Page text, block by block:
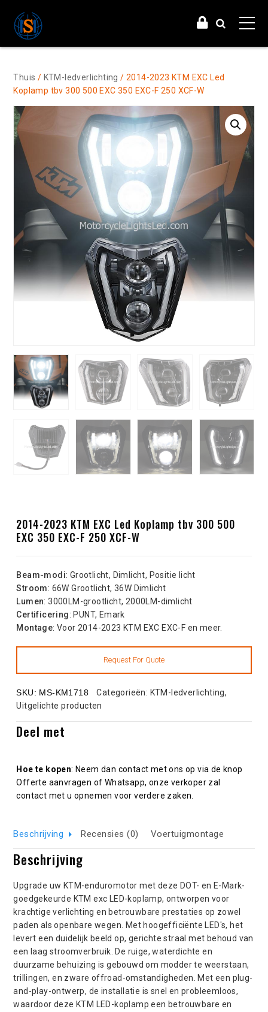
Thuis / KTM-ledverlichting / 2014-2023 KTM EXC Led
Koplamp tbv 300 500 EXC 350 EXC-F 250 XCF-W
2014-2023 KTM EXC Led Koplamp tbv 300 500
EXC 350 EXC-F 250 XCF-W
Beam-modi: Grootlicht, Dimlicht, Positie licht
Stroom: 66W Grootlicht, 36W Dimlicht
Lumen: 3000LM-grootlicht, 2000LM-dimlicht
Certificering: PUNT, Emark
Montage: Voor 2014-2023 KTM EXC EXC-F en meer.
SKU: MS-KM1718 Categorieën: KTM-ledverlichting,
Uitgelichte producten
Deel met
Hoe te kopen: Neem dan contact met ons op via de knop
Offerte aanvragen of Whatsapp, onze verkoper zal
contact met u opnemen voor verdere zaken.
Beschrijving Recensies (0) Voertuigmontage
Beschrijving
Upgrade uw KTM-enduromotor met deze DOT- en E-Mark-
goedgekeurde KTM exc LED-koplamp, ontworpen voor
krachtige verlichting en betrouwbare prestaties op zowel
paden als openbare wegen. Met hoogefficiënte LED's, het
levert een duidelijk beeld op, gerichte straal met behoud van
een laag stroomverbruik. De ruige, waterdichte en
duurzame behuizing is gebouwd om modder te weerstaan,
trillingen, en zware offroad-omstandigheden. Met een plug-
and-play-ontwerp, de installatie is snel en probleemloos,
waardoor deze KTM LED-koplamp een betrouwbare en